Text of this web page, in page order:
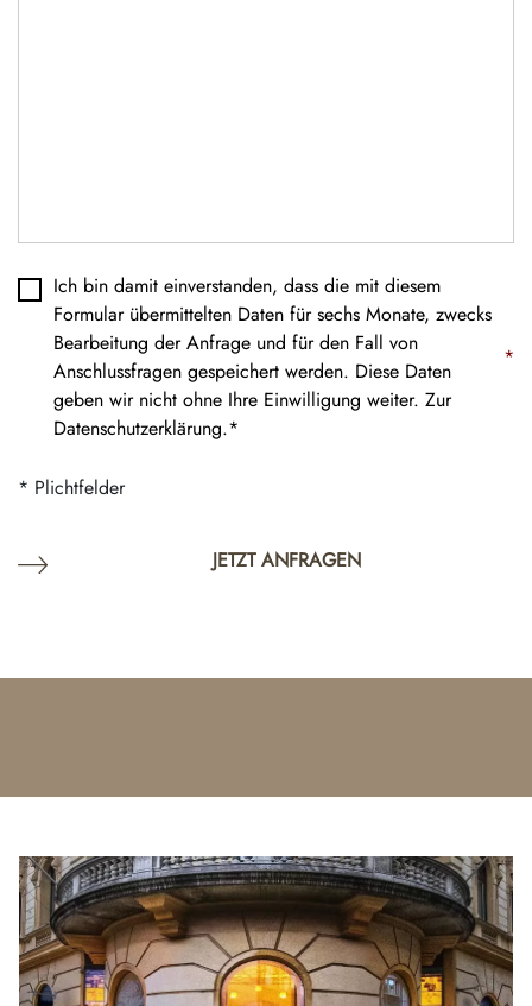
Datenschutz *
Ich bin damit einverstanden, dass die mit diesem
Formular übermittelten Daten für sechs Monate, zwecks
Bearbeitung der Anfrage und für den Fall von
Anschlussfragen gespeichert werden. Diese Daten
geben wir nicht ohne Ihre Einwilligung weiter. Zur
Datenschutzerklärung.*
*
* Plichtfelder